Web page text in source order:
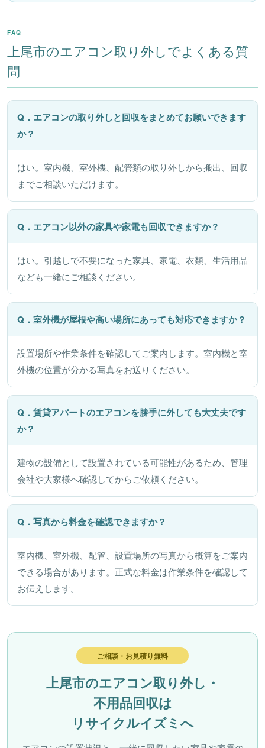
FAQ
上尾市のエアコン取り外しでよくある質
問
Q．エアコンの取り外しと回収をまとめてお願いできます
か？
はい。室内機、室外機、配管類の取り外しから搬出、回収
までご相談いただけます。
Q．エアコン以外の家具や家電も回収できますか？
はい。引越しで不要になった家具、家電、衣類、生活用品
なども一緒にご相談ください。
Q．室外機が屋根や高い場所にあっても対応できますか？
設置場所や作業条件を確認してご案内します。室内機と室
外機の位置が分かる写真をお送りください。
Q．賃貸アパートのエアコンを勝手に外しても大丈夫です
か？
建物の設備として設置されている可能性があるため、管理
会社や大家様へ確認してからご依頼ください。
Q．写真から料金を確認できますか？
室内機、室外機、配管、設置場所の写真から概算をご案内
できる場合があります。正式な料金は作業条件を確認して
お伝えします。
ご相談・お見積り無料
上尾市のエアコン取り外し・
不用品回収は
リサイクルイズミへ